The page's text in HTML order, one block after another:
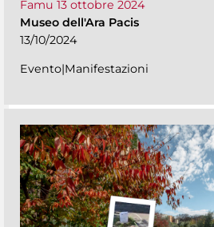
Famu 13 ottobre 2024
Museo dell'Ara Pacis
13/10/2024
Evento|Manifestazioni